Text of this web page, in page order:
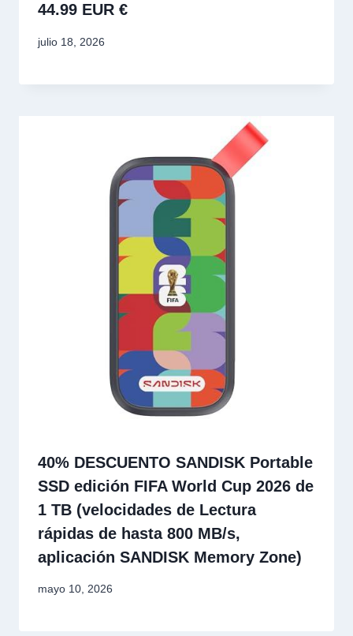
44.99 EUR €
julio 18, 2026
40% DESCUENTO SANDISK Portable
SSD edición FIFA World Cup 2026 de
1 TB (velocidades de Lectura
rápidas de hasta 800 MB/s,
aplicación SANDISK Memory Zone)
mayo 10, 2026